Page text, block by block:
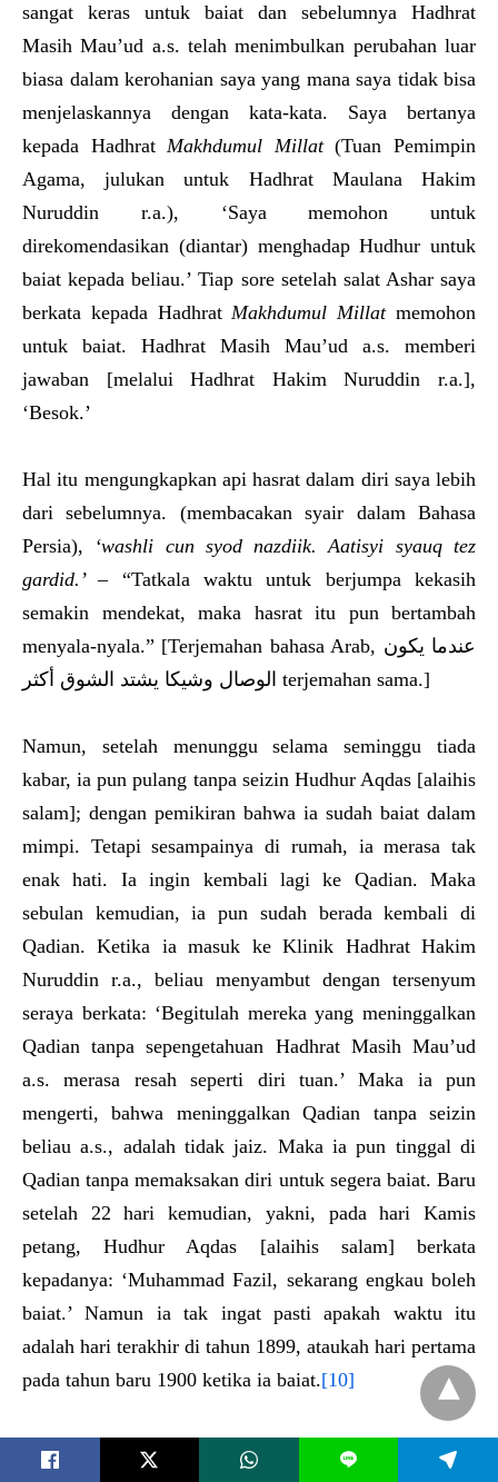
sangat keras untuk baiat dan sebelumnya Hadhrat
Masih Mau’ud a.s. telah menimbulkan perubahan luar
biasa dalam kerohanian saya yang mana saya tidak bisa
menjelaskannya dengan kata-kata. Saya bertanya
kepada HadhratMakhdumul Millat(Tuan Pemimpin
Agama, julukan untuk Hadhrat Maulana Hakim
Nuruddin r.a.), ‘Saya memohon untuk
direkomendasikan (diantar) menghadap Hudhur untuk
baiat kepada beliau.’ Tiap sore setelah salat Ashar saya
berkata kepada HadhratMakhdumul Millatmemohon
untuk baiat. Hadhrat Masih Mau’ud a.s. memberi
jawaban [melalui Hadhrat Hakim Nuruddin r.a.],
‘Besok.’
Hal itu mengungkapkan api hasrat dalam diri saya lebih
dari sebelumnya. (membacakan syair dalam Bahasa
Persia), ‘washli cun syod nazdiik. Aatisyi syauq tez
gardid.’– “Tatkala waktu untuk berjumpa kekasih
semakin mendekat, maka hasrat itu pun bertambah
menyala-nyala.” [Terjemahan bahasa Arab, عندما يكون
الوصال وشيكا يشتد الشوق أكثر terjemahan sama.]
Namun, setelah menunggu selama seminggu tiada
kabar, ia pun pulang tanpa seizin Hudhur Aqdas [alaihis
salam]; dengan pemikiran bahwa ia sudah baiat dalam
mimpi. Tetapi sesampainya di rumah, ia merasa tak
enak hati. Ia ingin kembali lagi ke Qadian. Maka
sebulan kemudian, ia pun sudah berada kembali di
Qadian. Ketika ia masuk ke Klinik Hadhrat Hakim
Nuruddin r.a., beliau menyambut dengan tersenyum
seraya berkata: ‘Begitulah mereka yang meninggalkan
Qadian tanpa sepengetahuan Hadhrat Masih Mau’ud
a.s. merasa resah seperti diri tuan.’ Maka ia pun
mengerti, bahwa meninggalkan Qadian tanpa seizin
beliau a.s., adalah tidak jaiz. Maka ia pun tinggal di
Qadian tanpa memaksakan diri untuk segera baiat. Baru
setelah 22 hari kemudian, yakni, pada hari Kamis
petang, Hudhur Aqdas [alaihis salam] berkata
kepadanya: ‘Muhammad Fazil, sekarang engkau boleh
baiat.’ Namun ia tak ingat pasti apakah waktu itu
adalah hari terakhir di tahun 1899, ataukah hari pertama
pada tahun baru 1900 ketika ia baiat.[10]
[9] Hadhrat Mian Ghulam
Ahmad Shahib r.a.
L